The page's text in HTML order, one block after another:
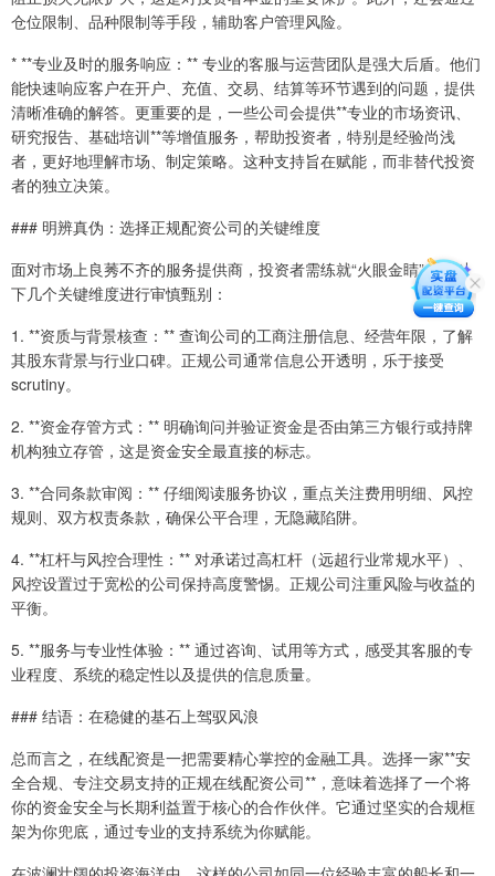
仓位限制、品种限制等手段，辅助客户管理风险。
* **专业及时的服务响应：** 专业的客服与运营团队是强大后盾。他们
能快速响应客户在开户、充值、交易、结算等环节遇到的问题，提供
清晰准确的解答。更重要的是，一些公司会提供**专业的市场资讯、
研究报告、基础培训**等增值服务，帮助投资者，特别是经验尚浅
者，更好地理解市场、制定策略。这种支持旨在赋能，而非替代投资
者的独立决策。
### 明辨真伪：选择正规配资公司的关键维度
面对市场上良莠不齐的服务提供商，投资者需练就“火眼金睛”，从以
下几个关键维度进行审慎甄别：
1. **资质与背景核查：** 查询公司的工商注册信息、经营年限，了解
其股东背景与行业口碑。正规公司通常信息公开透明，乐于接受
scrutiny。
2. **资金存管方式：** 明确询问并验证资金是否由第三方银行或持牌
机构独立存管，这是资金安全最直接的标志。
3. **合同条款审阅：** 仔细阅读服务协议，重点关注费用明细、风控
规则、双方权责条款，确保公平合理，无隐藏陷阱。
4. **杠杆与风控合理性：** 对承诺过高杠杆（远超行业常规水平）、
风控设置过于宽松的公司保持高度警惕。正规公司注重风险与收益的
平衡。
5. **服务与专业性体验：** 通过咨询、试用等方式，感受其客服的专
业程度、系统的稳定性以及提供的信息质量。
### 结语：在稳健的基石上驾驭风浪
总而言之，在线配资是一把需要精心掌控的金融工具。选择一家**安
全合规、专注交易支持的正规在线配资公司**，意味着选择了一个将
你的资金安全与长期利益置于核心的合作伙伴。它通过坚实的合规框
架为你兜底，通过专业的支持系统为你赋能。